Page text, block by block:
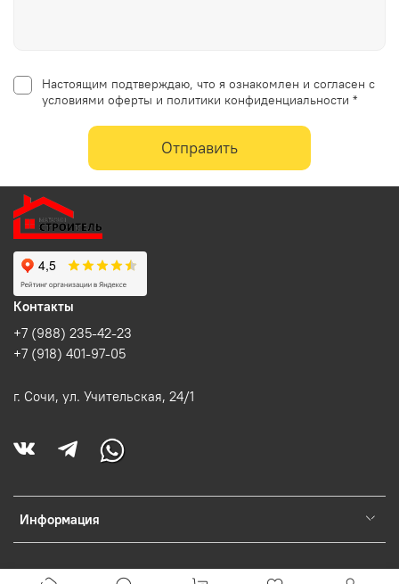
Настоящим подтверждаю, что я ознакомлен и согласен с
условиями оферты и политики конфиденциальности *
Отправить
Информация
Контакты
+7 (988) 235-42-23
+7 (918) 401-97-05
г. Сочи, ул. Учительская, 24/1